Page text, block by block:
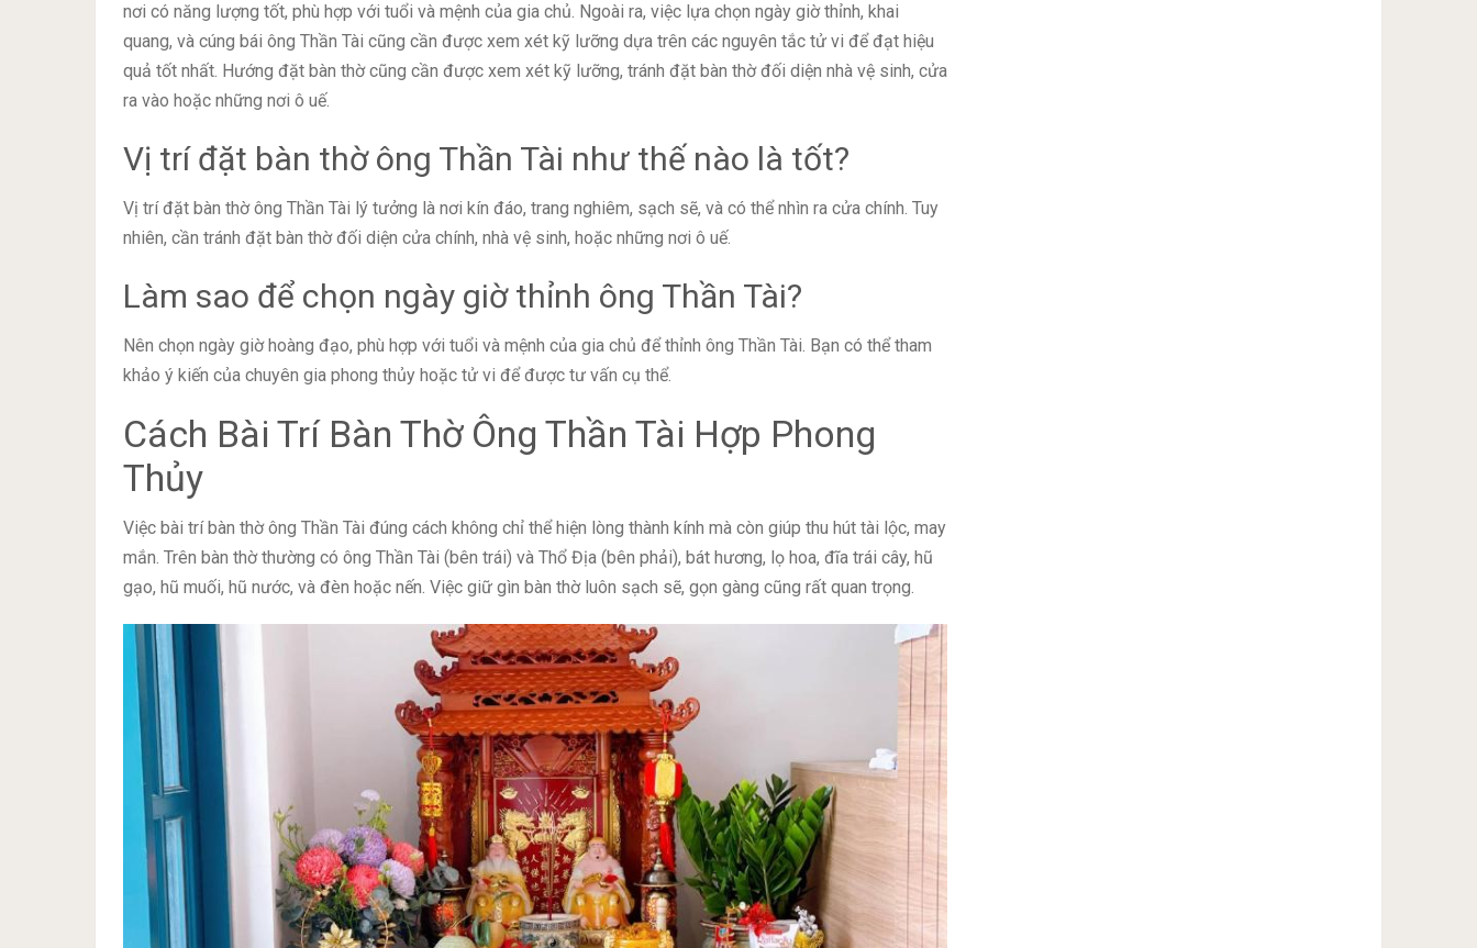
nơi có năng lượng tốt, phù hợp với tuổi và mệnh của gia chủ. Ngoài ra, việc lựa chọn ngày giờ thỉnh, khai
quang, và cúng bái ông Thần Tài cũng cần được xem xét kỹ lưỡng dựa trên các nguyên tắc tử vi để đạt hiệu
quả tốt nhất. Hướng đặt bàn thờ cũng cần được xem xét kỹ lưỡng, tránh đặt bàn thờ đối diện nhà vệ sinh, cửa
ra vào hoặc những nơi ô uế.
Vị trí đặt bàn thờ ông Thần Tài như thế nào là tốt?
Vị trí đặt bàn thờ ông Thần Tài lý tưởng là nơi kín đáo, trang nghiêm, sạch sẽ, và có thể nhìn ra cửa chính. Tuy
nhiên, cần tránh đặt bàn thờ đối diện cửa chính, nhà vệ sinh, hoặc những nơi ô uế.
Làm sao để chọn ngày giờ thỉnh ông Thần Tài?
Nên chọn ngày giờ hoàng đạo, phù hợp với tuổi và mệnh của gia chủ để thỉnh ông Thần Tài. Bạn có thể tham
khảo ý kiến của chuyên gia phong thủy hoặc tử vi để được tư vấn cụ thể.
Cách Bài Trí Bàn Thờ Ông Thần Tài Hợp Phong
Thủy
Việc bài trí bàn thờ ông Thần Tài đúng cách không chỉ thể hiện lòng thành kính mà còn giúp thu hút tài lộc, may
mắn. Trên bàn thờ thường có ông Thần Tài (bên trái) và Thổ Địa (bên phải), bát hương, lọ hoa, đĩa trái cây, hũ
gạo, hũ muối, hũ nước, và đèn hoặc nến. Việc giữ gìn bàn thờ luôn sạch sẽ, gọn gàng cũng rất quan trọng.